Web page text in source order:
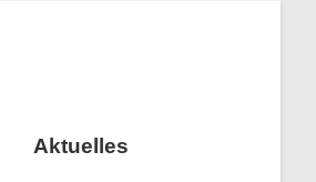
Aktuelles